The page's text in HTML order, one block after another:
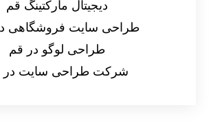
دیجیتال مارکتینگ قم
طراحی سایت فروشگاهی
طراحی لوگو در قم
شرکت طراحی سایت در